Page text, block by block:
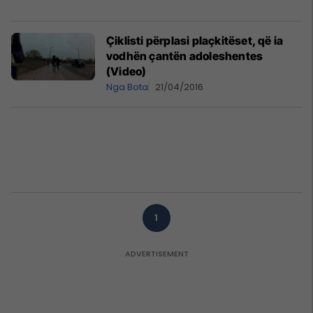
Çiklisti përplasi plaçkitëset, që ia
vodhën çantën adoleshentes
(Video)
Nga Bota 21/04/2016
1